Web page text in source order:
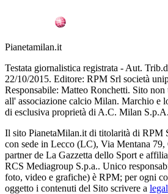
Pianetamilan.it
Testata giornalistica registrata - Aut.
22/10/2015. Editore: RPM Srl società
Responsabile: Matteo Ronchetti. Sito
all' associazione calcio Milan. Marchio e
di esclusiva proprietà di A.C. Milan S.p.A.
Il sito PianetaMilan.it di titolarità di RPM
con sede in Lecco (LC), Via Mentana
partner de La Gazzetta dello Sport e
RCS Mediagroup S.p.a.. Unico
foto, video e grafiche) è RPM; per ogni
oggetto i contenuti del Sito scrivere a